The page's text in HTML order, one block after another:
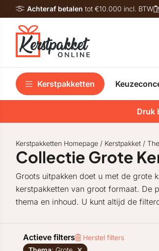
Achteraf betalen tot €10.000 incl. BTW
Kerstpakketten
Druk
Kerstpakketten Homepage / Kerstpakket /
Collectie Grote
Groots uitpakken doet u met de grote
kerstpakketten van groot formaat. De
thema en inhoud. U kunt altijd de
Actieve filters
Herstel filters